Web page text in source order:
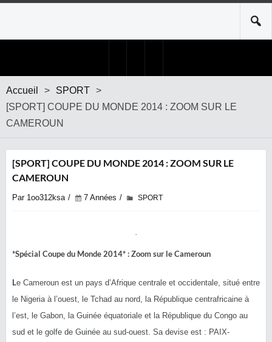
Accueil > SPORT >
[SPORT] COUPE DU MONDE 2014 : ZOOM SUR LE
CAMEROUN
[SPORT] COUPE DU MONDE 2014 : ZOOM SUR LE
CAMEROUN
Par 1oo312ksa 7 Années SPORT
*Spécial Coupe du Monde 2014* : Zoom sur le Cameroun
Le Cameroun est un pays d’Afrique centrale et occidentale, situé entre
le Nigeria à l’ouest, le Tchad au nord, la République centrafricaine à
l’est, le Gabon, la Guinée équatoriale et la République du Congo au
sud et le golfe de Guinée au sud-ouest. Sa devise est : PAIX-